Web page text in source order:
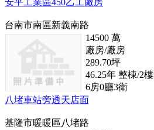
安平工業區450乙工廠房
台南市南區新義南路
14500 萬
廠房/廠房
289.70坪
46.25年 整棟/2樓
6房0廳3衛
八堵車站旁透天店面
基隆市暖暖區八堵路